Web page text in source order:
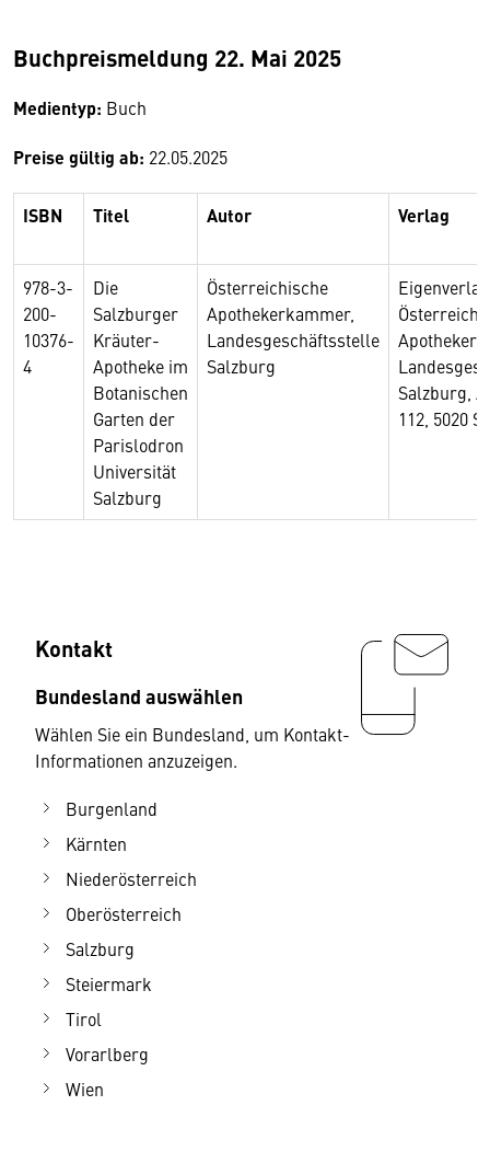
Buchpreismeldung 22. Mai 2025
Medientyp: Buch
Preise gültig ab: 22.05.2025
ISBN Titel Autor Verlag
978-3-
200-
10376-
4
Die
Salzburger
Kräuter-
Apotheke im
Botanischen
Garten der
Parislodron
Universität
Salzburg
Österreichische
Apothekerkammer,
Landesgeschäftsstelle
Salzburg
Salzburg,
112, 5020
Kontakt
Bundesland auswählen
Wählen Sie ein Bundesland, um Kontakt-
Informationen anzuzeigen.
Burgenland
Kärnten
Niederösterreich
Oberösterreich
Salzburg
Steiermark
Tirol
Vorarlberg
Wien